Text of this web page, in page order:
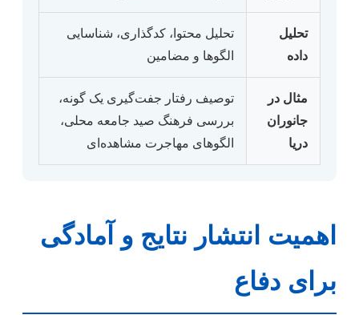
تحلیل
داده
تحلیل محتوا، کدگذاری، شناسایی
الگوها و مضامین
مثال در
جانوران
دریا
توصیف رفتار جفت‌گیری یک گونه،
بررسی فرهنگ صید جامعه محلی،
الگوهای مهاجرت مشاهده‌ای
اهمیت انتشار نتایج و آمادگی
برای دفاع